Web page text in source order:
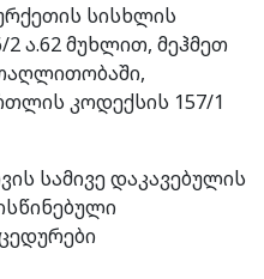
სისხლის
ა.62 მუხლით, მეჰმეთ
კოდექსის 157/1
სამივე დაკავებულის